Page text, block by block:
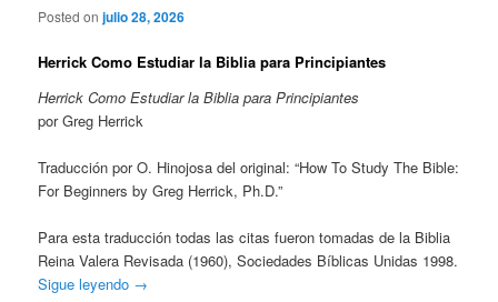
Posted onjulio 28, 2026
Herrick Como Estudiar la Biblia para Principiantes
Herrick Como Estudiar la Biblia para Principiantes
por Greg Herrick
Traducción por O. Hinojosa del original: “How To Study The Bible:
For Beginners by Greg Herrick, Ph.D.”
Para esta traducción todas las citas fueron tomadas de la Biblia
Reina Valera Revisada (1960), Sociedades Bíblicas Unidas 1998.
Sigue leyendo →